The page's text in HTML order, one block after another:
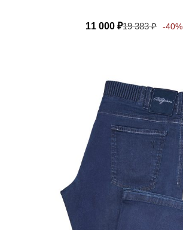
11 000 ₽19 383₽ -40%